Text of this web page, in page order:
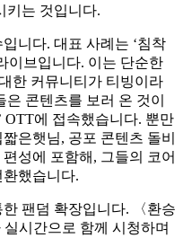
키는 것입니다.
니다. 대표 사례는 ‘침착
이브입니다. 이는 단순한
한 커뮤니티가 티빙이라
콘텐츠를 보러 온 것이
OTT에 접속했습니다. 뿐만
은햇님, 공포 콘텐츠 돌비
성에 포함해, 그들의 코어
했습니다.
팬덤 확장입니다. 〈환승
시간으로 함께 시청하며